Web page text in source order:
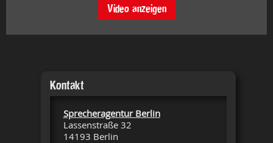
Video anzeigen
Kontakt
Sprecheragentur Berlin
Lassenstraße 32
14193 Berlin